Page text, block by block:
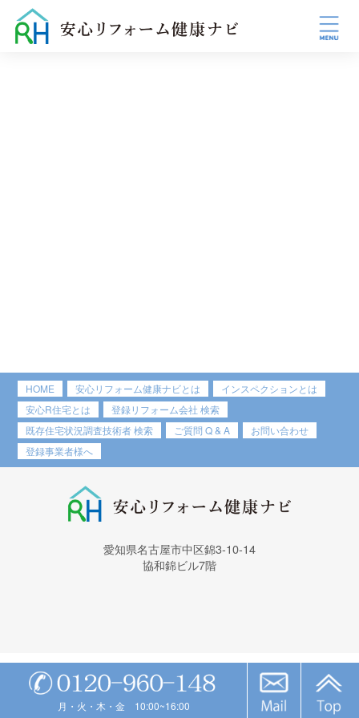
HOME 安心リフォーム健康ナビとは
インスペクションとは
安心R住宅とは
登録リフォーム会社 検索
既存住宅状況調査技術者 検索
ご質問 Q & A
お問い合わせ
登録事業者様へ
愛知県名古屋市中区錦3-10-14
協和錦ビル7階
月・火・木・金 10:00~16:00